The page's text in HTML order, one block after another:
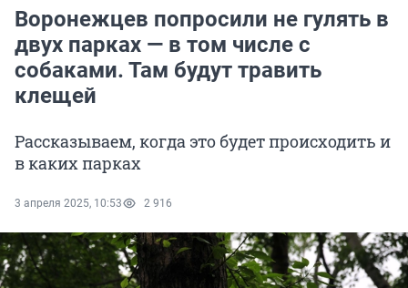
Воронежцев попросили не гулять в
двух парках — в том числе с
собаками. Там будут травить
клещей
Рассказываем, когда это будет происходить и
в каких парках
3 апреля 2025, 10:53 2 916